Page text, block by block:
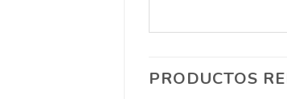
PRODUCTOS